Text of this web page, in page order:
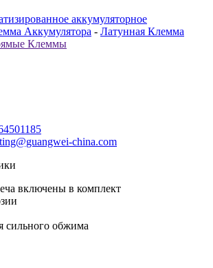
аккумуляторное
Аккумулятора - Латунная Клемма
Клеммы
china.com
включены в комплект
сильного обжима